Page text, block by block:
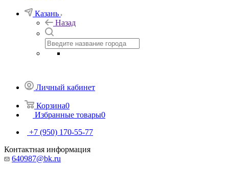
Казань
Назад
Личный кабинет
Корзина0
Избранные товары0
+7 (950) 170-55-77
Контактная информация
640987@bk.ru